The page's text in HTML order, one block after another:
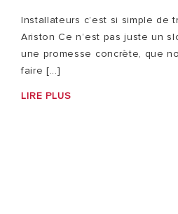
Installateurs c’est si simple de
Ariston Ce n’est pas juste un
une promesse concrète, que
faire [...]
LIRE PLUS